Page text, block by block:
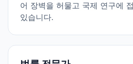
어 장벽을 허물고 국제 연구에
있습니다.